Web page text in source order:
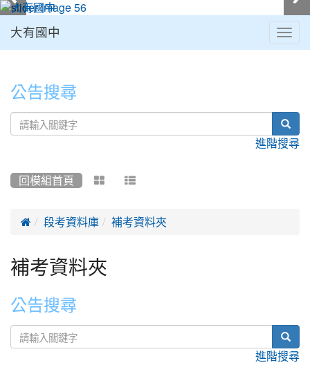
大有國中
公告搜尋
進階搜尋
回模組首頁  
 段考資料庫 補考資料夾
補考資料夾
公告搜尋
進階搜尋